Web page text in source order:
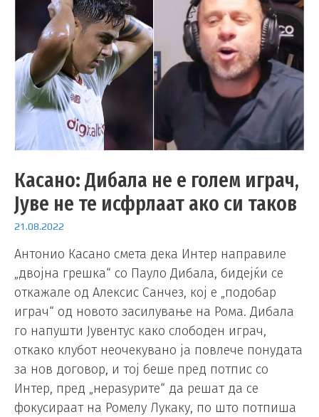
Касано: Дибала не е голем играч,
Јуве не те исфрлаат ако си таков
21.08.2022
Антонио Касано смета дека Интер направиле
„двојна грешка“ со Пауло Дибала, бидејќи се
откажале од Алексис Санчез, кој е „подобар
играч“ од новото засилување на Рома. Дибала
го напушти Јувентус како слободен играч,
откако клубот неочекувано ја повлече понудата
за нов договор, и тој беше пред потпис со
Интер, пред „нераѕурите“ да решат да се
фокусираат на Ромелу Лукаку, по што потпиша